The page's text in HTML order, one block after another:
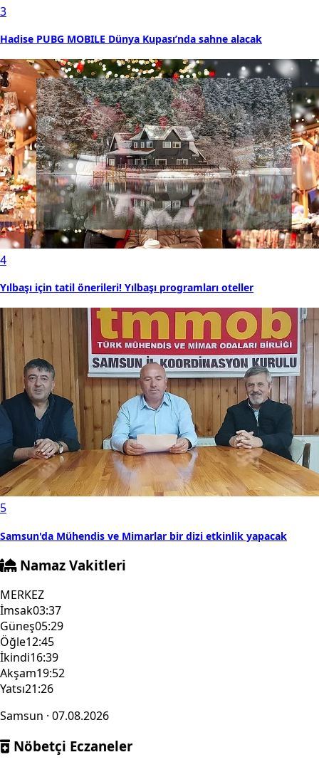
3
Hadise PUBG MOBILE Dünya Kupası’nda sahne alacak
4
Yılbaşı için tatil önerileri! Yılbaşı programları oteller
5
Samsun'da Mühendis ve Mimarlar bir dizi etkinlik yapacak
Namaz Vakitleri
MERKEZ
İmsak03:37
Güneş05:29
Öğle12:45
İkindi16:39
Akşam19:52
Yatsı21:26
Samsun · 07.08.2026
Nöbetçi Eczaneler